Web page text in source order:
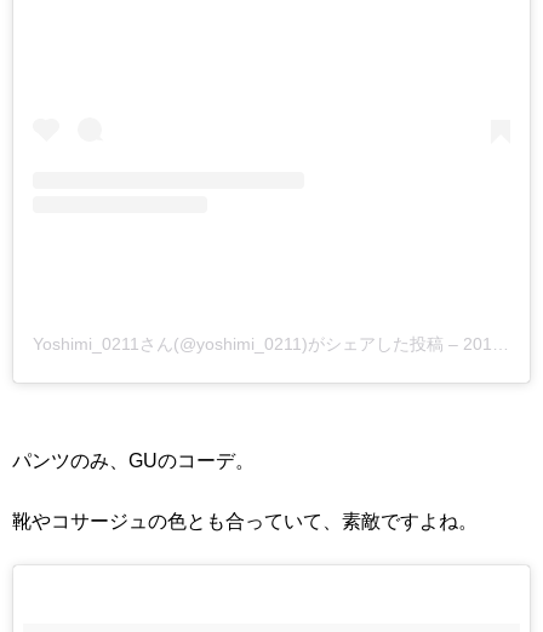
Yoshimi_0211さん(@yoshimi_0211)がシェアした投稿 – 2017年 4月月9日午後10時21分PDT
パンツのみ、GUのコーデ。
靴やコサージュの色とも合っていて、素敵ですよね。